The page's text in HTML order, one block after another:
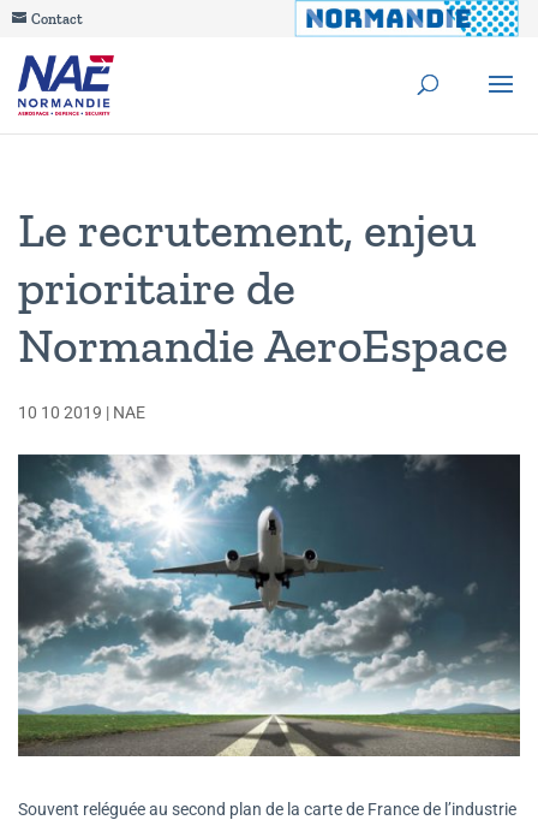
Contact
Le recrutement, enjeu
prioritaire de
Normandie AeroEspace
10 10 2019 | NAE
Souvent reléguée au second plan de la carte de France de l’industrie